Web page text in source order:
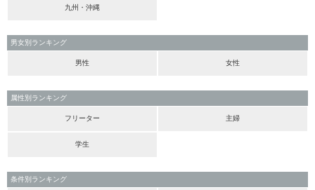
九州・沖縄
男女別ランキング
男性 女性
属性別ランキング
フリーター 主婦
学生
条件別ランキング